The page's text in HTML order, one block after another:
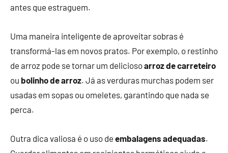
antes que estraguem.
Uma maneira inteligente de aproveitar sobras é
transformá-las em novos pratos. Por exemplo, o restinho
de arroz pode se tornar um deliciosoarroz de carreteiro
ou bolinho de arroz. Já as verduras murchas podem ser
usadas em sopas ou omeletes, garantindo que nada se
perca.
Outra dica valiosa é o uso de embalagens adequadas.